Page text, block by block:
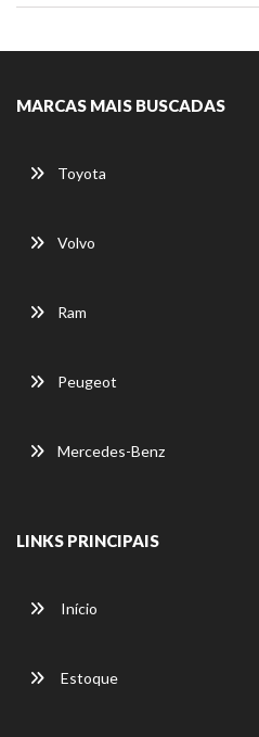
MARCAS MAIS BUSCADAS
Toyota
Volvo
Ram
Peugeot
Mercedes-Benz
LINKS PRINCIPAIS
Início
Estoque